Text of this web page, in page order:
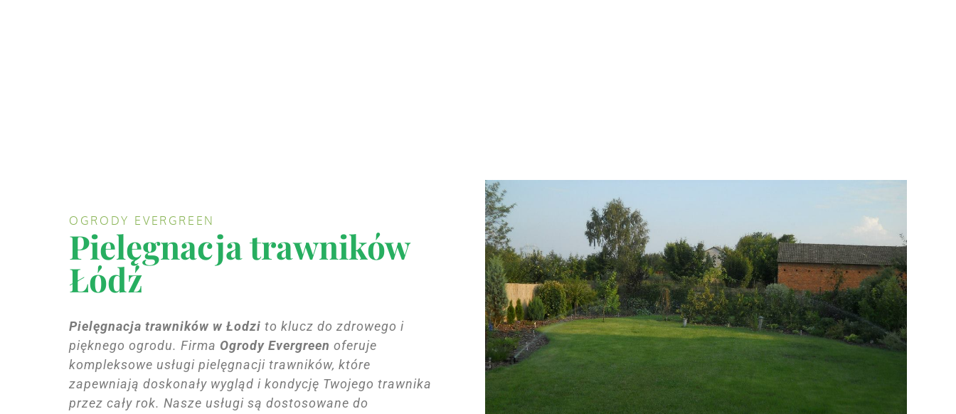
OGRODY EVERGREEN
Pielęgnacja trawników
Łódź
Pielęgnacja trawników w Łodzi to klucz do zdrowego i
pięknego ogrodu. Firma Ogrody Evergreen oferuje
kompleksowe usługi pielęgnacji trawników, które
zapewniają doskonały wygląd i kondycję Twojego trawnika
przez cały rok. Nasze usługi są dostosowane do